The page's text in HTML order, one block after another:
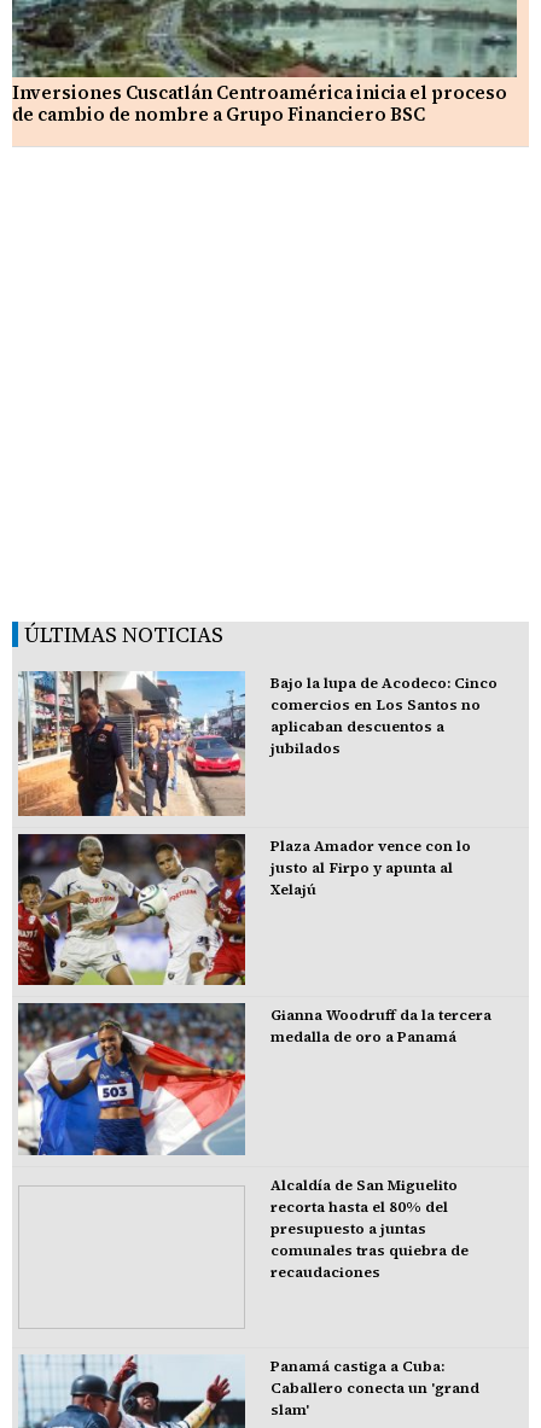
Inversiones Cuscatlán Centroamérica inicia el proceso
de cambio de nombre a Grupo Financiero BSC
ÚLTIMAS NOTICIAS
Bajo la lupa de Acodeco: Cinco
comercios en Los Santos no
aplicaban descuentos a
jubilados
Plaza Amador vence con lo
justo al Firpo y apunta al
Xelajú
Gianna Woodruff da la tercera
medalla de oro a Panamá
Alcaldía de San Miguelito
recorta hasta el 80% del
presupuesto a juntas
comunales tras quiebra de
recaudaciones
Panamá castiga a Cuba:
Caballero conecta un 'grand
slam'